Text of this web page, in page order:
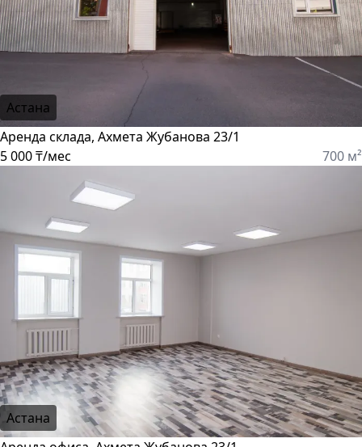
Астана
Аренда склада, Ахмета Жубанова 23/1
5 000 ₸/мес
700 м²
Астана